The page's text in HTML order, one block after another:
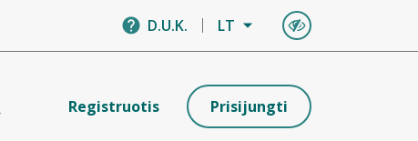
D.U.K. LT
Registruotis Prisijungti